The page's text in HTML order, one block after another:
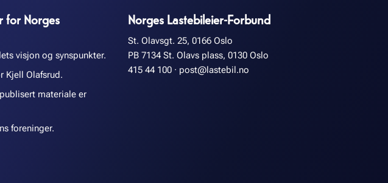
for Norges
visjon og synspunkter.
Kjell Olafsrud.
materiale er
foreninger.
Norges Lastebileier-Forbund
St. Olavsgt. 25, 0166 Oslo
PB 7134 St. Olavs plass, 0130 Oslo
415 44 100 · post@lastebil.no